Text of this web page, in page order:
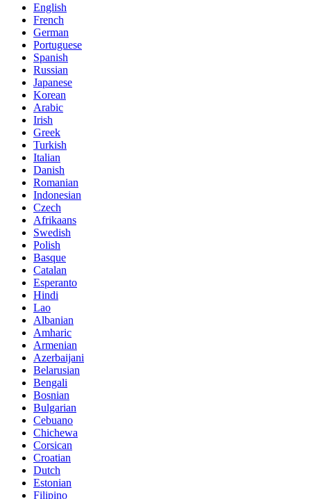
English
French
German
Portuguese
Spanish
Russian
Japanese
Korean
Arabic
Irish
Greek
Turkish
Italian
Danish
Romanian
Indonesian
Czech
Afrikaans
Swedish
Polish
Basque
Catalan
Esperanto
Hindi
Lao
Albanian
Amharic
Armenian
Azerbaijani
Belarusian
Bengali
Bosnian
Bulgarian
Cebuano
Chichewa
Corsican
Croatian
Dutch
Estonian
Filipino